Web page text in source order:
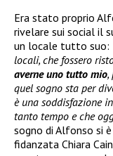
Era stato proprio
rivelare sui social il
un locale tutto suo:
locali, che fossero
averne uno tutto mio,
quel sogno sta per
è una soddisfazione
tanto tempo e che
sogno di Alfonso si
fidanzata Chiara